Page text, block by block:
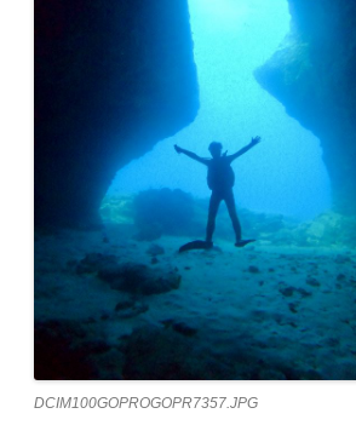
DCIM100GOPROGOPR7357.JPG